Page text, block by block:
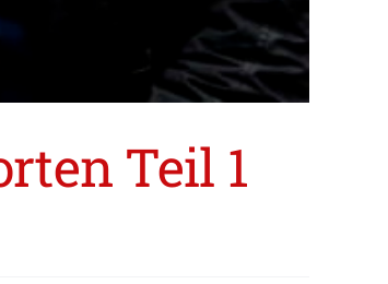
Teil 1